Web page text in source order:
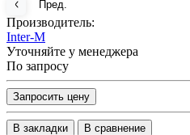
Пред.
Производитель:
Inter-M
Уточняйте у менеджера
По запросу
Запросить цену
В закладки В сравнение